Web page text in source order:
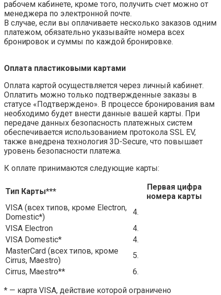
рабочем кабинете, кроме того, получить счет можно от
менеджера по электронной почте.
В случае, если вы оплачиваете несколько заказов одним
платежом, обязательно указывайте номера всех
бронировок и суммы по каждой бронировке.
Оплата пластиковыми картами
Оплата картой осуществляется через личный кабинет.
Оплатить можно только подтвержденные заказы в
статусе «Подтверждено». В процессе бронирования вам
необходимо будет внести данные вашей карты. При
передаче данных безопасность платежных систем
обеспечивается использованием протокола SSL EV,
также внедрена технология 3D-Secure, что повышает
уровень безопасности платежа.
К оплате принимаются следующие карты:
Тип Карты***
Первая цифра
номера карты
VISA (всех типов, кроме Electron,
Domestic*)
4.
VISA Electron
4.
VISA Domestic*
4.
MasterCard (всех типов, кроме
Cirrus, Maestro)
5.
Cirrus, Maestro**
6.
* — карта VISA, действие которой ограничено